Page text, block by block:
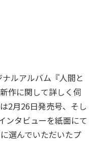
ルアルバム『人間と
作に関して詳しく伺
2月26日発売号、そし
ンタビューを紙面にて
選んでいただいたプ